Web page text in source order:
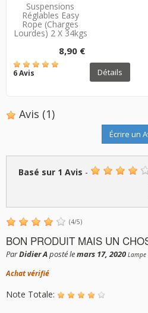
Suspensions
Réglables Easy
Rope (charges
Lourdes) 2 X 34kgs
8,90 €
6 Avis Détails
Avis (1)
Écrire un
Basé sur 1 Avis -
(4/5)
BON PRODUIT MAIS UN
ParDidier Aposté lemars 17, 2020 Lampe
Achat vérifié
Note Totale: